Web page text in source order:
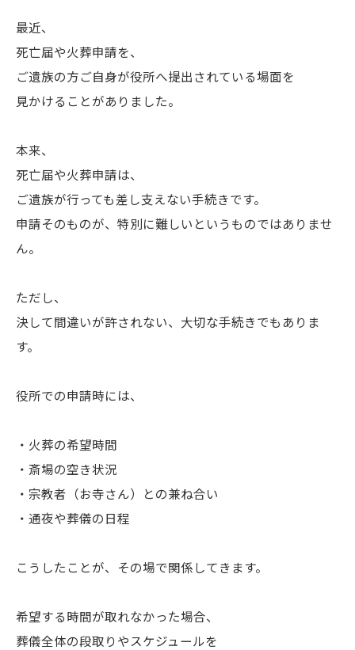
最近、
死亡届や火葬申請を、
ご遺族の方ご自身が役所へ提出されている場面を
見かけることがありました。
本来、
死亡届や火葬申請は、
ご遺族が行っても差し支えない手続きです。
申請そのものが、特別に難しいというものではありませ
ん。
ただし、
決して間違いが許されない、大切な手続きでもありま
す。
役所での申請時には、
・火葬の希望時間
・斎場の空き状況
・宗教者（お寺さん）との兼ね合い
・通夜や葬儀の日程
こうしたことが、その場で関係してきます。
希望する時間が取れなかった場合、
葬儀全体の段取りやスケジュールを